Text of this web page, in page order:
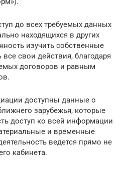
до всех требуемых данных
находящихся в других
изучить собственные
свои действия, благодаря
договоров и равным
доступны данные о
зарубежья, которые
доступ ко всей информации
и временные
ведется прямо не
кабинета.